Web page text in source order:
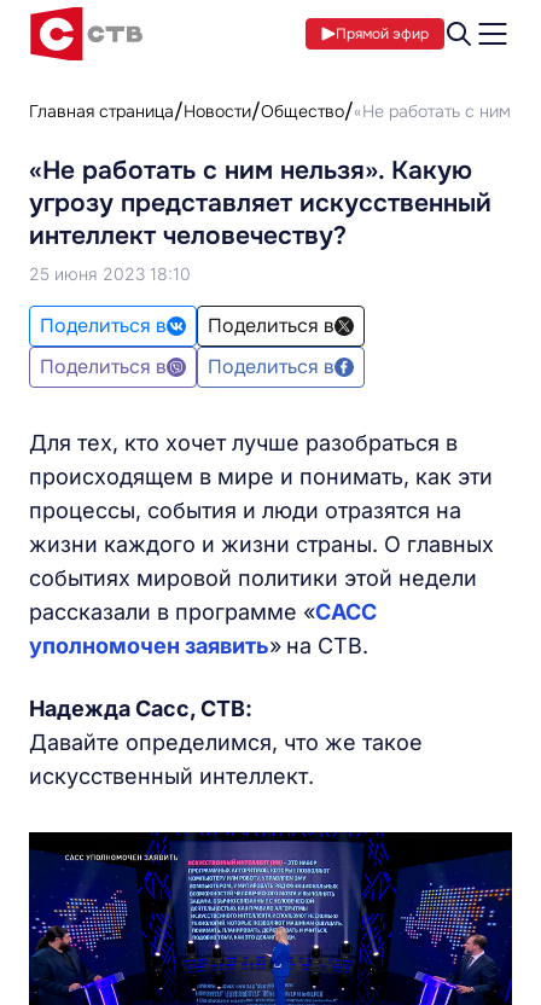
Прямой эфир
Главная страница Новости Общество «Не работать с ним
«Не работать с ним нельзя». Какую
угрозу представляет искусственный
интеллект человечеству?
25 июня 2023 18:10
Поделиться в
Поделиться в
Поделиться в
Поделиться в
Для тех, кто хочет лучше разобраться в
происходящем в мире и понимать, как эти
процессы, события и люди отразятся на
жизни каждого и жизни страны. О главных
событиях мировой политики этой недели
рассказали в программе «САСС
уполномочен заявить» на СТВ.
Надежда Сасс,СТВ:
Давайте определимся, что же такое
искусственный интеллект.